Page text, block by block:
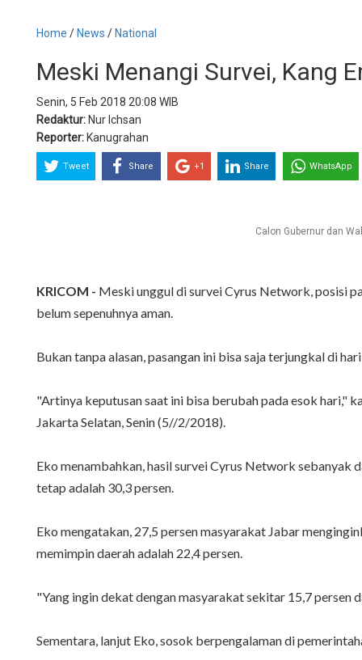
Home / News / National
Meski Menangi Survei, Kang
Senin, 5 Feb 2018 20:08 WIB
Redaktur: Nur Ichsan
Reporter: Kanugrahan
Tweet Share +1 Share WhatsApp
Calon Gubernur dan
KRICOM - Meski unggul di survei Cyrus Network, posisi
belum sepenuhnya aman.
Bukan tanpa alasan, pasangan ini bisa saja terjungkal di
"Artinya keputusan saat ini bisa berubah pada esok
Jakarta Selatan, Senin (5//2/2018).
Eko menambahkan, hasil survei Cyrus Network sebanyak
tetap adalah 30,3 persen.
Eko mengatakan, 27,5 persen masyarakat Jabar
memimpin daerah adalah 22,4 persen.
"Yang ingin dekat dengan masyarakat sekitar 15,7 persen
Sementara, lanjut Eko, sosok berpengalaman di